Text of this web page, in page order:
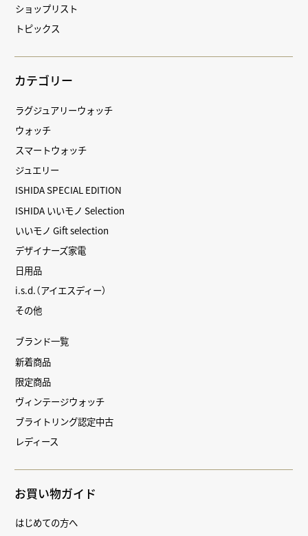
ショップリスト
トピックス
カテゴリー
ラグジュアリーウォッチ
ウォッチ
スマートウォッチ
ジュエリー
ISHIDA SPECIAL EDITION
ISHIDA いいモノ Selection
いいモノ Gift selection
デザイナーズ家電
日用品
i.s.d.（アイエスディー）
その他
ブランド一覧
新着商品
限定商品
ヴィンテージウォッチ
ブライトリング認定中古
レディース
お買い物ガイド
はじめての方へ